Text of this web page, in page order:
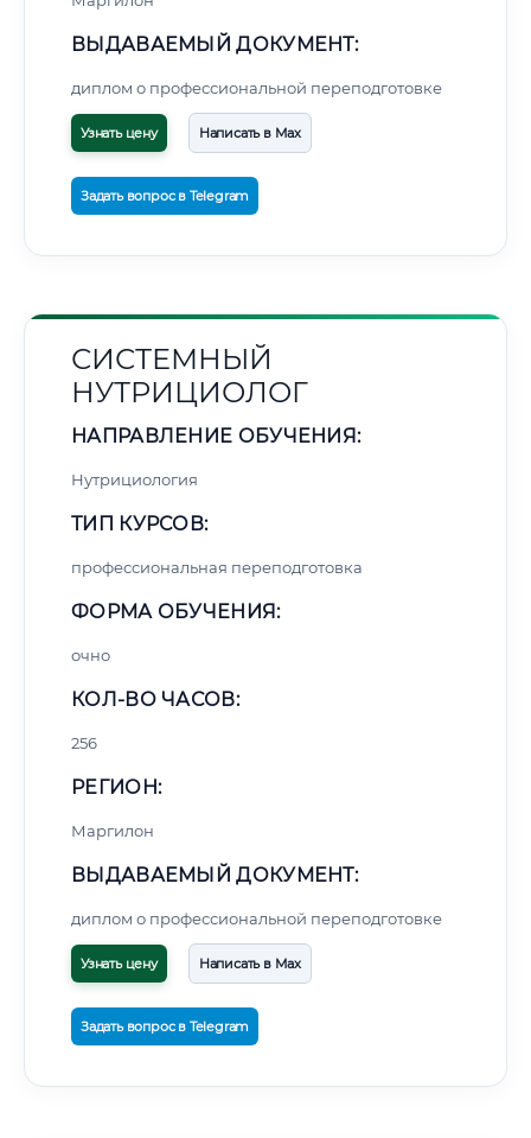
ВЫДАВАЕМЫЙ ДОКУМЕНТ:
диплом о профессиональной переподготовке
Узнать цену Написать в Max
Задать вопрос в Telegram
СИСТЕМНЫЙ
НУТРИЦИОЛОГ
НАПРАВЛЕНИЕ ОБУЧЕНИЯ:
Нутрициология
ТИП КУРСОВ:
профессиональная переподготовка
ФОРМА ОБУЧЕНИЯ:
очно
КОЛ-ВО ЧАСОВ:
256
РЕГИОН:
Маргилон
ВЫДАВАЕМЫЙ ДОКУМЕНТ:
диплом о профессиональной переподготовке
Узнать цену Написать в Max
Задать вопрос в Telegram